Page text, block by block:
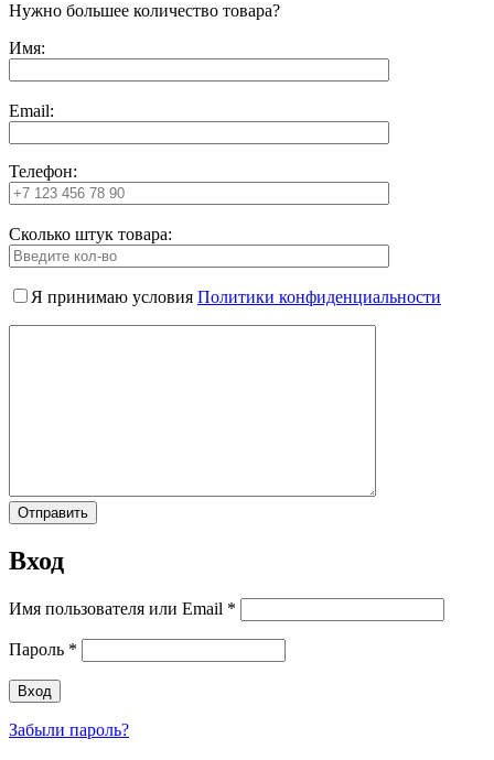
Нужно большее количество товара?
Имя:
Email:
Телефон:
Сколько штук товара:
Я принимаю условия Политики конфиденциальности
Вход
Имя пользователя или Email *
Пароль *
Забыли пароль?